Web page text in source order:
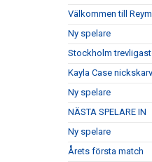
Välkommen till
Ny spelare
Stockholm
Kayla Case
Ny spelare
NÄSTA SPELARE IN
Ny spelare
Årets första match